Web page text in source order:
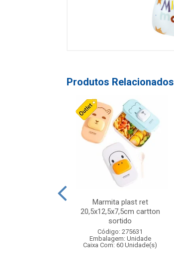
Produtos Relacionados
Marmita plast ret
20,5x12,5x7,5cm cartton
sortido
Código: 275631
Embalagem: Unidade
Caixa Com: 60 Unidade(s)